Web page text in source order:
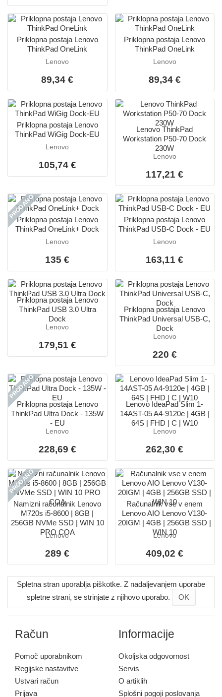
Priklopna postaja Lenovo
ThinkPad OneLink
Lenovo
89,34 €
Priklopna postaja Lenovo
ThinkPad OneLink
Lenovo
89,34 €
Priklopna postaja Lenovo
ThinkPad WiGig Dock-EU
Lenovo
105,74 €
Lenovo ThinkPad
Workstation P50-70 Dock
230W
Lenovo
117,21 €
PRODANO
Priklopna postaja Lenovo
ThinkPad OneLink+ Dock
Lenovo
135 €
Priklopna postaja Lenovo
ThinkPad USB-C Dock - EU
Lenovo
163,11 €
Priklopna postaja Lenovo
ThinkPad USB 3.0 Ultra
Dock
Lenovo
179,51 €
Priklopna postaja Lenovo
ThinkPad Universal USB-C,
Dock
Lenovo
220 €
PRODANO
Priklopna postaja Lenovo
ThinkPad Ultra Dock - 135W
- EU
Lenovo
228,69 €
Lenovo IdeaPad Slim 1-
14AST-05 A4-9120e | 4GB |
64S | FHD | C | W10
Lenovo
262,30 €
PRODANO
Namizni računalnik Lenovo
M720s i5-8600 | 8GB |
256GB NVMe SSD | WIN 10
PRO COA
Lenovo
289 €
Računalnik vse v enem
Lenovo AIO Lenovo V130-
20IGM | 4GB | 256GB SSD |
WIN 10
Lenovo
409,02 €
Spletna stran uporablja piškotke. Z nadaljevanjem uporabe
spletne strani, se strinjate z njihovo uporabo.
OK
Račun
Pomoč uporabnikom
Regijske nastavitve
Ustvari račun
Prijava
Informacije
Okoljska odgovornost
Servis
O artiklih
Splošni pogoji poslovanja